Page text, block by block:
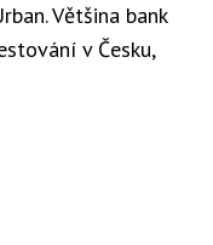
Většina bank
v Česku,